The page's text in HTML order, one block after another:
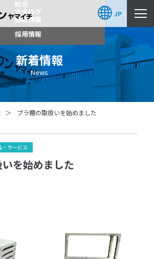
総合
カタログ
拠点情報
採用情報
JP
新着情報
News
プラ棚の取扱いを始めました
・サービス
を始めました